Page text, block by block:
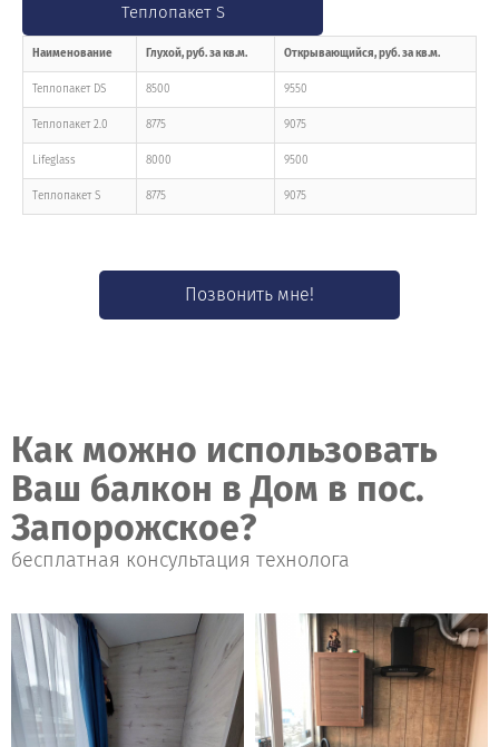
Тeплопакет S
Наименование Глухой, руб. за кв.м. Открывающийся, руб. за кв.м.
Теплопакет DS 8500 9550
Теплопакет 2.0 8775 9075
Lifeglass 8000 9500
Тeплопакет S 8775 9075
Позвонить мне!
Как можно использовать
Ваш балкон в Дом в пос.
Запорожское?
бесплатная консультация технолога